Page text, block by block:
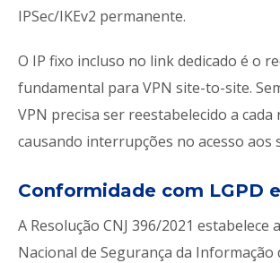
IPSec/IKEv2 permanente.
O IP fixo incluso no link dedicado é o
fundamental para VPN site-to-site.
VPN precisa ser reestabelecido a cada
causando interrupções no acesso aos
Conformidade com LGPD
A Resolução CNJ 396/2021 estabelece
Nacional de Segurança da Informação